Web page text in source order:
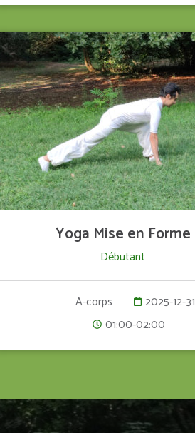
VOIR LE DÉTAIL
Yoga Mise en Forme
Débutant
A-corps
2025-12-31
01:00-02:00